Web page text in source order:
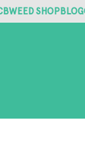
SHOPBLOG